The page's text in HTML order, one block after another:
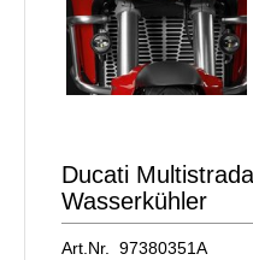
Ducati
Wasserkühler
Art.Nr. 97380351A